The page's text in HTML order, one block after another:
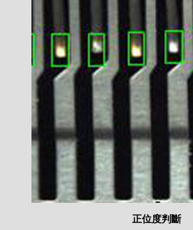
正位度判斷